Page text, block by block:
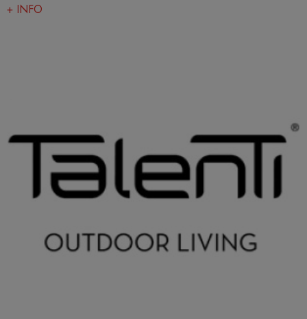
+ INFO